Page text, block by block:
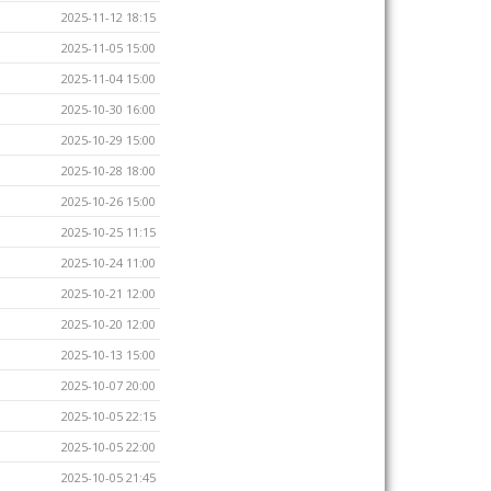
2025-11-12 18:15
2025-11-05 15:00
2025-11-04 15:00
2025-10-30 16:00
2025-10-29 15:00
2025-10-28 18:00
2025-10-26 15:00
2025-10-25 11:15
2025-10-24 11:00
2025-10-21 12:00
2025-10-20 12:00
2025-10-13 15:00
2025-10-07 20:00
2025-10-05 22:15
2025-10-05 22:00
2025-10-05 21:45